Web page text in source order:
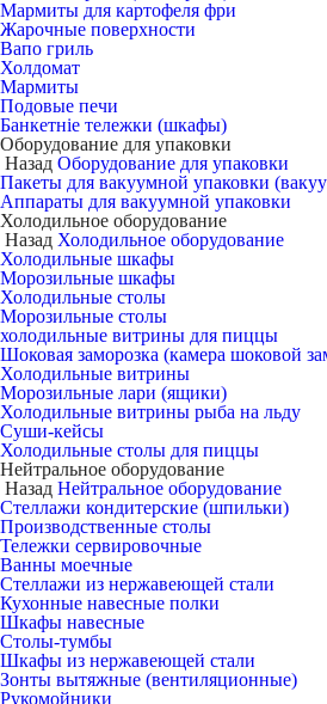
Мармиты для картофеля фри
Жарочные поверхности
Вапо гриль
Холдомат
Мармиты
Подовые печи
Банкетніе тележки (шкафы)
Оборудование для упаковки
Назад Оборудование для упаковки
Пакеты для вакуумной упаковки
Аппараты для вакуумной упаковки
Холодильное оборудование
Назад Холодильное оборудование
Холодильные шкафы
Морозильные шкафы
Холодильные столы
Морозильные столы
холодильные витрины для пиццы
Шоковая заморозка (камера шоковой
Холодильные витрины
Морозильные лари (ящики)
Холодильные витрины рыба на льду
Суши-кейсы
Холодильные столы для пиццы
Нейтральное оборудование
Назад Нейтральное оборудование
Стеллажи кондитерские (шпильки)
Производственные столы
Тележки сервировочные
Ванны моечные
Стеллажи из нержавеющей стали
Кухонные навесные полки
Шкафы навесные
Столы-тумбы
Шкафы из нержавеющей стали
Зонты вытяжные (вентиляционные)
Рукомойники